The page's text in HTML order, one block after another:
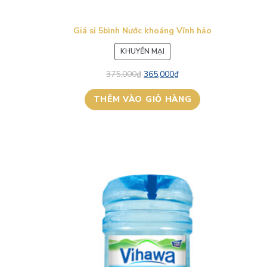
Giá sỉ 5bình Nước khoáng Vĩnh hảo
KHUYẾN MẠI
PHẨM
ĐANG
GIẢM
GIÁ
375,000₫ 365,000₫
THÊM VÀO GIỎ HÀNG